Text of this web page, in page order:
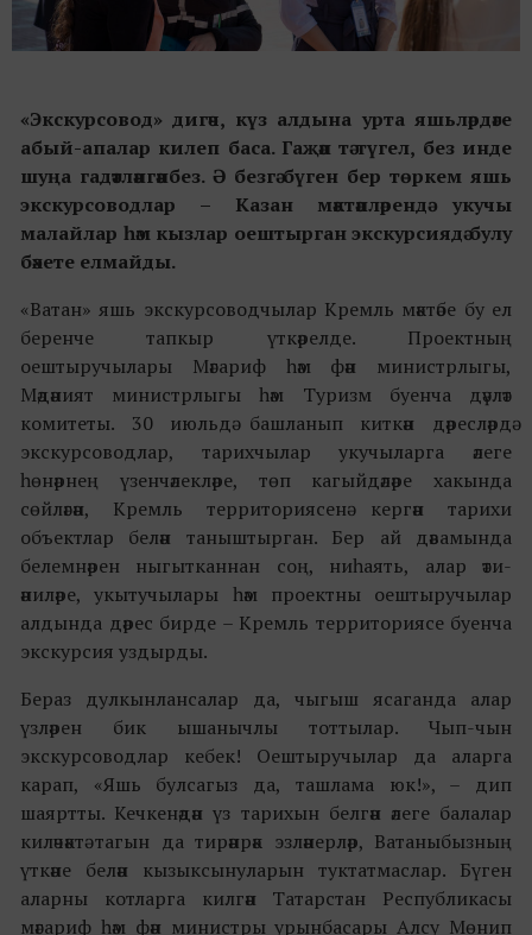
«Экскурсовод» дигәч, күз алдына урта яшьләрдәге
абый-апалар килеп баса. Гаҗәп тә түгел, без инде
шуңа гадәтләнгәнбез. Ә безгә бүген бер төркем яшь
экскурсоводлар – Казан мәктәпләрендә укучы
малайлар һәм кызлар оештырган экскурсиядә булу
бәхете елмайды.
«Ватан» яшь экскурсоводчылар Кремль мәктәбе бу ел
беренче тапкыр үткәрелде. Проектның
оештыручылары Мәгариф һәм фән министрлыгы,
Мәдәният министрлыгы һәм Туризм буенча дәүләт
комитеты. 30 июльдә башланып киткән дәресләрдә
экскурсоводлар, тарихчылар укучыларга әлеге
һөнәрнең үзенчәлекләре, төп кагыйдәләре хакында
сөйләгән, Кремль территориясенә кергән тарихи
объектлар белән таныштырган. Бер ай дәвамында
белемнәрен ныгытканнан соң, ниһаять, алар әти-
әниләре, укытучылары һәм проектны оештыручылар
алдында дәрес бирде – Кремль территориясе буенча
экскурсия уздырды.
Бераз дулкынлансалар да, чыгыш ясаганда алар
үзләрен бик ышанычлы тоттылар. Чып-чын
экскурсоводлар кебек! Оештыручылар да аларга
карап, «Яшь булсагыз да, ташлама юк!», – дип
шаяртты. Кечкенәдән үз тарихын белгән әлеге балалар
киләчәктә тагын да тирәнрәк эзләнерләр, Ватаныбызның
үткәне белән кызыксынуларын туктатмаслар. Бүген
аларны котларга килгән Татарстан Республикасы
мәгариф һәм фән министры урынбасары Алсу Мөнип